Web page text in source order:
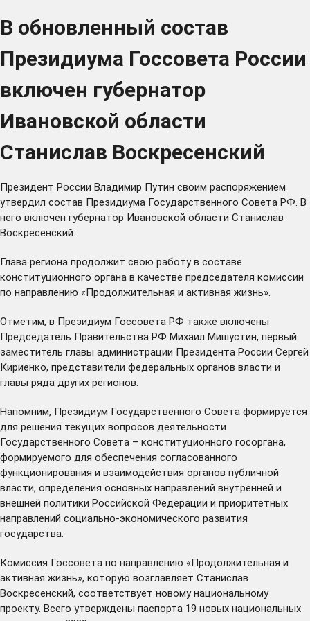
В обновленный состав
Президиума Госсовета России
включен губернатор
Ивановской области
Станислав Воскресенский
Президент России Владимир Путин своим распоряжением
утвердил состав Президиума Государственного Совета РФ. В
него включен губернатор Ивановской области Станислав
Воскресенский.
Глава региона продолжит свою работу в составе
конституционного органа в качестве председателя комиссии
по направлению «Продолжительная и активная жизнь».
Отметим, в Президиум Госсовета РФ также включены
Председатель Правительства РФ Михаил Мишустин, первый
заместитель главы администрации Президента России Сергей
Кириенко, представители федеральных органов власти и
главы ряда других регионов.
Напомним, Президиум Государственного Совета формируется
для решения текущих вопросов деятельности
Государственного Совета – конституционного госоргана,
формируемого для обеспечения согласованного
функционирования и взаимодействия органов публичной
власти, определения основных направлений внутренней и
внешней политики Российской Федерации и приоритетных
направлений социально-экономического развития
государства.
Комиссия Госсовета по направлению «Продолжительная и
активная жизнь», которую возглавляет Станислав
Воскресенский, соответствует новому национальному
проекту. Всего утверждены паспорта 19 новых национальных